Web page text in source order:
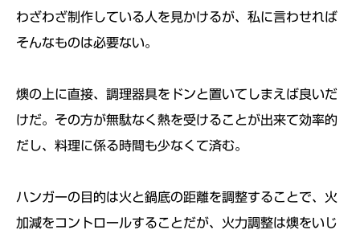
わざわざ制作している人を見かけるが、私に言わせれば
そんなものは必要ない。
燠の上に直接、調理器具をドンと置いてしまえば良いだ
けだ。その方が無駄なく熱を受けることが出来て効率的
だし、料理に係る時間も少なくて済む。
ハンガーの目的は火と鍋底の距離を調整することで、火
加減をコントロールすることだが、火力調整は燠をいじ